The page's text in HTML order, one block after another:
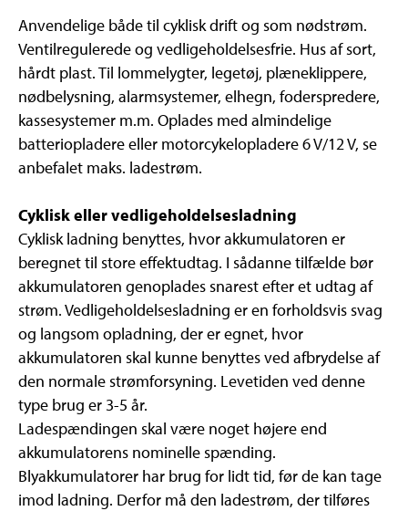
Anvendelige både til cyklisk drift og som nødstrøm.
Ventilregulerede og vedligeholdelsesfrie. Hus af sort,
hårdt plast. Til lommelygter, legetøj, plæneklippere,
nødbelysning, alarmsystemer, elhegn, foderspredere,
kassesystemer m.m. Oplades med almindelige
batteriopladere eller motorcykelopladere 6 V/12 V, se
anbefalet maks. ladestrøm.
Cyklisk eller vedligeholdelsesladning
Cyklisk ladning benyttes, hvor akkumulatoren er
beregnet til store effektudtag. I sådanne tilfælde bør
akkumulatoren genoplades snarest efter et udtag af
strøm. Vedligeholdelsesladning er en forholdsvis svag
og langsom opladning, der er egnet, hvor
akkumulatoren skal kunne benyttes ved afbrydelse af
den normale strømforsyning. Levetiden ved denne
type brug er 3-5 år.
Ladespændingen skal være noget højere end
akkumulatorens nominelle spænding.
Blyakkumulatorer har brug for lidt tid, før de kan tage
imod ladning. Derfor må den ladestrøm, der tilføres